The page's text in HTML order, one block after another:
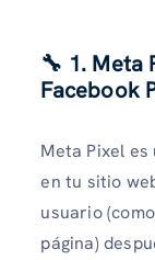
🔧 1. Meta
Facebook
Meta Pixel
en tu sitio
usuario
página)